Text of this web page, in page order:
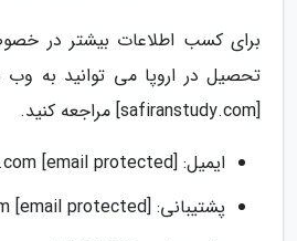
برای کسب اطلاعات بیشتر در
تحصیل در اروپا می توانید به وب
[safiranstudy.com] مراجعه کنید.
ایمیل: [email protected] safiranstudy.com
پشتیبانی: [email protected] safiranstudy.com